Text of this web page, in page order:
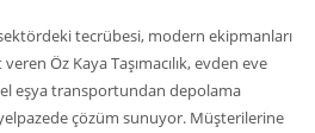
tecrübesi, modern ekipmanları
Öz Kaya Taşımacılık, evden eve
eşya transportundan depolama
çözüm sunuyor. Müşterilerine